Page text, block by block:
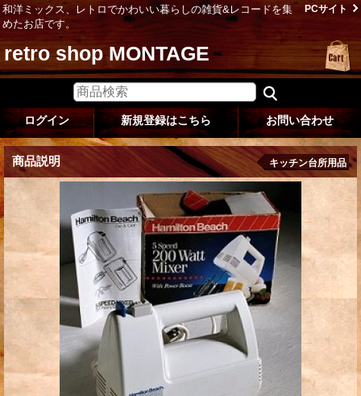
和洋ミックス、レトロでかわいい暮らしの雑貨&レコードを集
めたお店です。
PCサイト
retro shop MONTAGE
ログイン 新規登録はこちら お問い合わせ
商品説明 キッチン台所用品